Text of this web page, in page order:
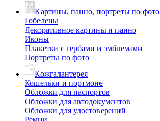
Картины, панно, портреты по фото
Гобелены
Декоративное картины и панно
Иконы
Плакетки с гербами и эмблемами
Портреты по фото
Кожгалантерея
Кошельки и портмоне
Обложки для паспортов
Обложки для автодокументов
Обложки для удостоверений